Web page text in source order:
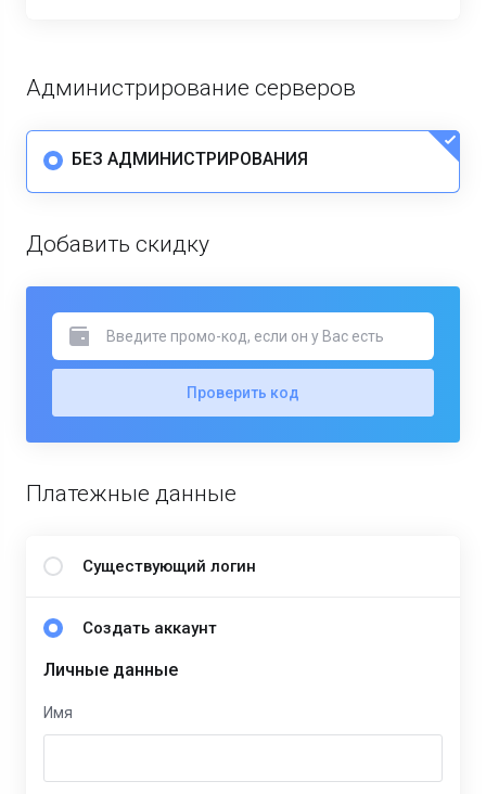
Администрирование серверов
БЕЗ АДМИНИСТРИРОВАНИЯ
Добавить скидку
Проверить код
Платежные данные
Существующий логин
Создать аккаунт
Личные данные
Имя